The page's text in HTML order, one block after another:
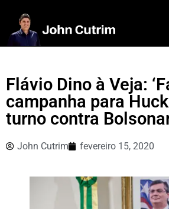
Flávio Dino à Veja:
campanha para
turno contra
John Cutrim fevereiro 15, 2020